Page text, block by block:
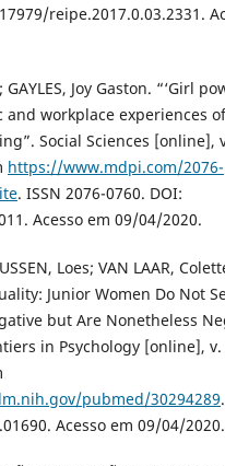
reipe.2017.0.03.2331.
Joy Gaston. “‘Girl
and workplace experiences
Social Sciences [online],
https://www.mdpi.com/2076-
. ISSN 2076-0760. DOI:
Acesso em 09/04/2020.
Loes; VAN LAAR,
Junior Women Do Not
but Are Nonetheless
in Psychology [online], v.
pubmed/30294289
Acesso em 09/04/2020.